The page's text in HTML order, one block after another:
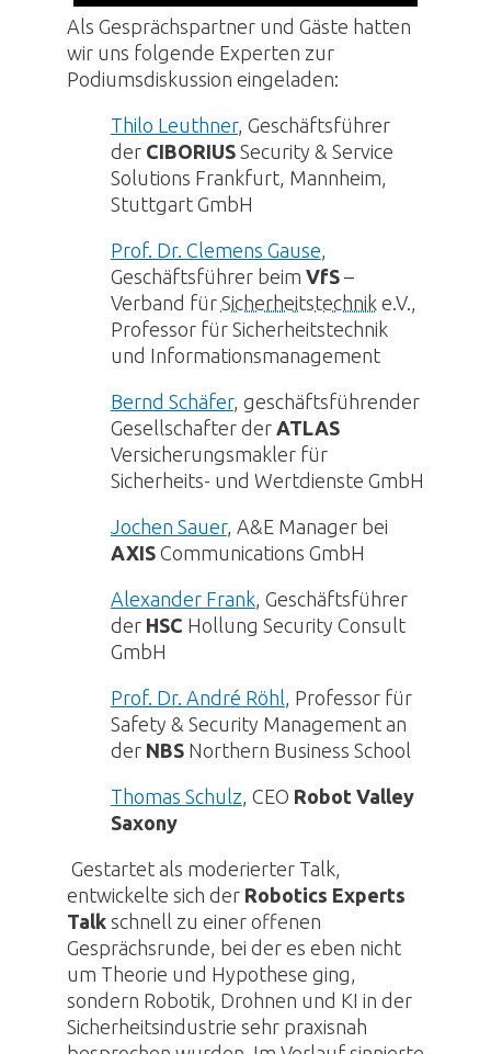
Als Gesprächspartner und Gäste hatten
wir uns folgende Experten zur
Podiumsdiskussion eingeladen:
Thilo Leuthner, Geschäftsführer
der CIBORIUSSecurity & Service
Solutions Frankfurt, Mannheim,
Stuttgart GmbH
Prof. Dr. Clemens Gause,
Geschäftsführer beim VfS–
Verband für Sicherheitstechnike.V.,
Professor für Sicherheitstechnik
und Informationsmanagement
Bernd Schäfer, geschäftsführender
Gesellschafter der ATLAS
Versicherungsmakler für
Sicherheits- und Wertdienste GmbH
Jochen Sauer, A&E Manager bei
AXISCommunications GmbH
Alexander Frank, Geschäftsführer
der HSC Hollung Security Consult
GmbH
Prof. Dr. André Röhl, Professor für
Safety & Security Management an
der NBSNorthern Business School
Thomas Schulz, CEO Robot Valley
Saxony
Gestartet als moderierter Talk,
entwickelte sich der Robotics Experts
Talk schnell zu einer offenen
Gesprächsrunde, bei der es eben nicht
um Theorie und Hypothese ging,
sondern Robotik, Drohnen und KI in der
Sicherheitsindustrie sehr praxisnah